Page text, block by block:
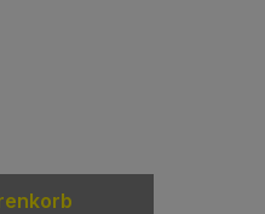
benutze die